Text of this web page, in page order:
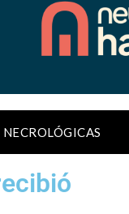
NECROLÓGICAS